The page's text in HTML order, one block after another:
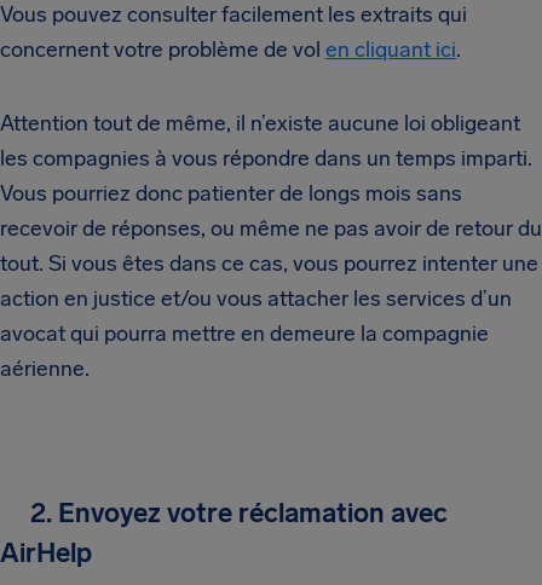
Vous pouvez consulter facilement les extraits qui
concernent votre problème de vol en cliquant ici.
Attention tout de même, il n’existe aucune loi obligeant
les compagnies à vous répondre dans un temps imparti.
Vous pourriez donc patienter de longs mois sans
recevoir de réponses, ou même ne pas avoir de retour du
tout. Si vous êtes dans ce cas, vous pourrez intenter une
action en justice et/ou vous attacher les services d’un
avocat qui pourra mettre en demeure la compagnie
aérienne.
2. Envoyez votre réclamation avec
AirHelp